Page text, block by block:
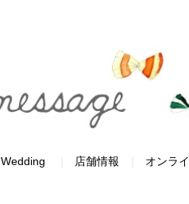
Wedding 店舗情報 オンラ